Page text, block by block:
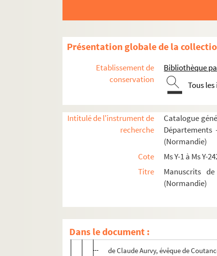
Présentation globale de la
Etablissement de
conservation
Bibliothèque
Tous
Intitulé de l'instrument de
recherche
Catalogue
Départements
(Normandie)
Cote
Ms Y-1 à Ms Y-
Titre
Manuscrits
(Normandie)
Dans le document :
de François de Rouxel de Medavy,
de François Pericard, évêque
de Jacques Camus, évêque de Séez
de Jacques Dangenes, évêque de
de Philippe Cospeau, évêque de
de Léonore de Matignon, évêque
de Charles Vialar, évêque
de Édouard Molé, évêque de Bayeux
de Gilles Boutault, évêque d'Évreux
de François de Rouxel de Medavy,
de François (de) Servien(t), évêque
de Léonore de Matignon, évêque de
de Gabriel de Boisleve, évêque
de Claude Aurvy, évêque de